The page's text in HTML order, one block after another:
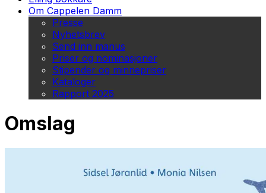
Om Cappelen Damm
Presse
Nyhetsbrev
Send inn manus
Priser og nominasjoner
Stipender og minnepriser
Kataloger
Rapport 2025
Omslag